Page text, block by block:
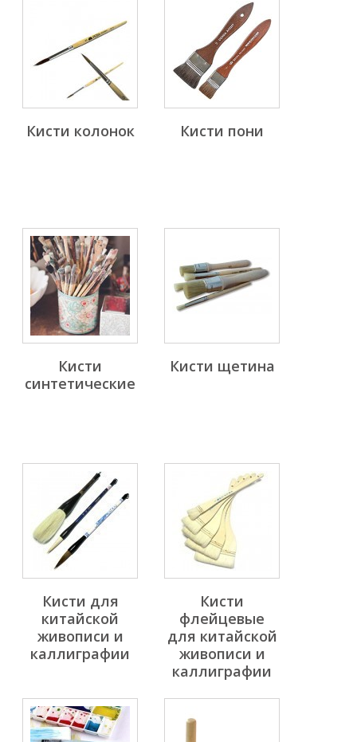
Кисти колонок Кисти пони
Кисти
синтетические
Кисти щетина
Кисти для
китайской
живописи и
каллиграфии
Кисти
флейцевые
для китайской
живописи и
каллиграфии